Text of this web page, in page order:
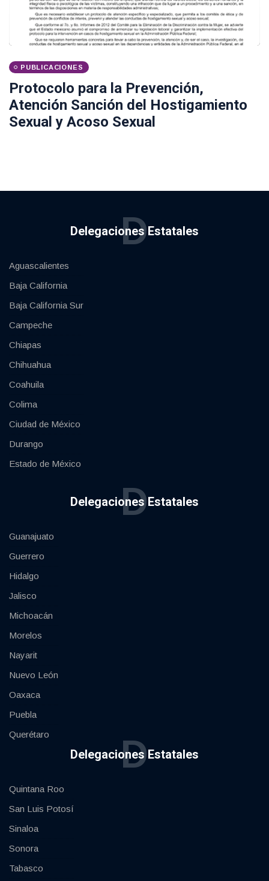
PUBLICACIONES
Protocolo para la Prevención,
Atención Sanción del Hostigamiento
Sexual y Acoso Sexual
Delegaciones Estatales
D
Aguascalientes
Baja California
Baja California Sur
Campeche
Chiapas
Chihuahua
Coahuila
Colima
Ciudad de México
Durango
Estado de México
Delegaciones Estatales
D
Guanajuato
Guerrero
Hidalgo
Jalisco
Michoacán
Morelos
Nayarit
Nuevo León
Oaxaca
Puebla
Querétaro
Delegaciones Estatales
D
Quintana Roo
San Luis Potosí
Sinaloa
Sonora
Tabasco